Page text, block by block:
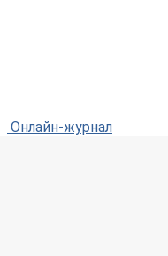
Онлайн-журнал